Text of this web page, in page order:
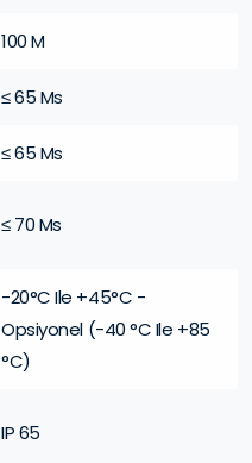
100 M
≤ 65 Ms
≤ 65 Ms
≤ 70 Ms
-20°C Ile +45°C -
Opsiyonel (-40 °C Ile +85
°C)
IP 65